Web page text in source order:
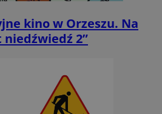
kino w Orzeszu. Na
2”